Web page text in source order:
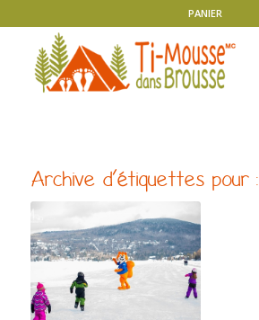
PANIER
Archive d’étiquettes pour :